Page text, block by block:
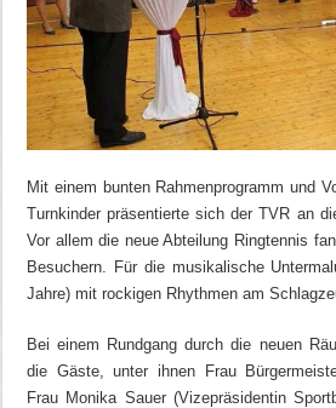
Mit einem bunten Rahmenprogramm und
Turnkinder präsentierte sich der TVR an
Vor allem die neue Abteilung Ringtennis
Besuchern. Für die musikalische
Jahre) mit rockigen Rhythmen am
Bei einem Rundgang durch die neuen
die Gäste, unter ihnen Frau
Frau Monika Sauer (Vizepräsidentin